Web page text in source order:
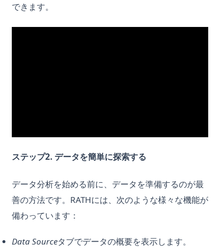
できます。
ステップ2. データを簡単に探索する
データ分析を始める前に、データを準備するのが最
善の方法です。RATHには、次のような様々な機能が
備わっています：
Data Sourceタブでデータの概要を表示します。